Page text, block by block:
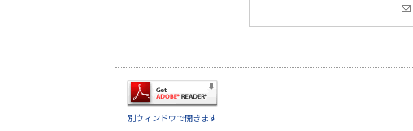
別ウィンドウで開きます